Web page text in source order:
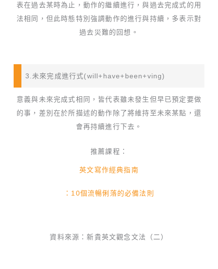
表在過去某時為止，動作的繼續進行，與過去完成式的用
法相同，但此時態特別強調動作的進行與持續，多表示對
過去災難的回想。
3.未來完成進行式(will+have+been+ving)
意義與未來完成式相同，皆代表雖未發生但早已預定要做
的事，差別在於所描述的動作除了將維持至未來某點，還
會再持續進行下去。
推薦課程：
英文寫作經典指南
：10個流暢俐落的必備法則
資料來源：新貴英文觀念文法（二）